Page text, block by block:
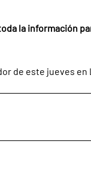
la información
de este jueves en